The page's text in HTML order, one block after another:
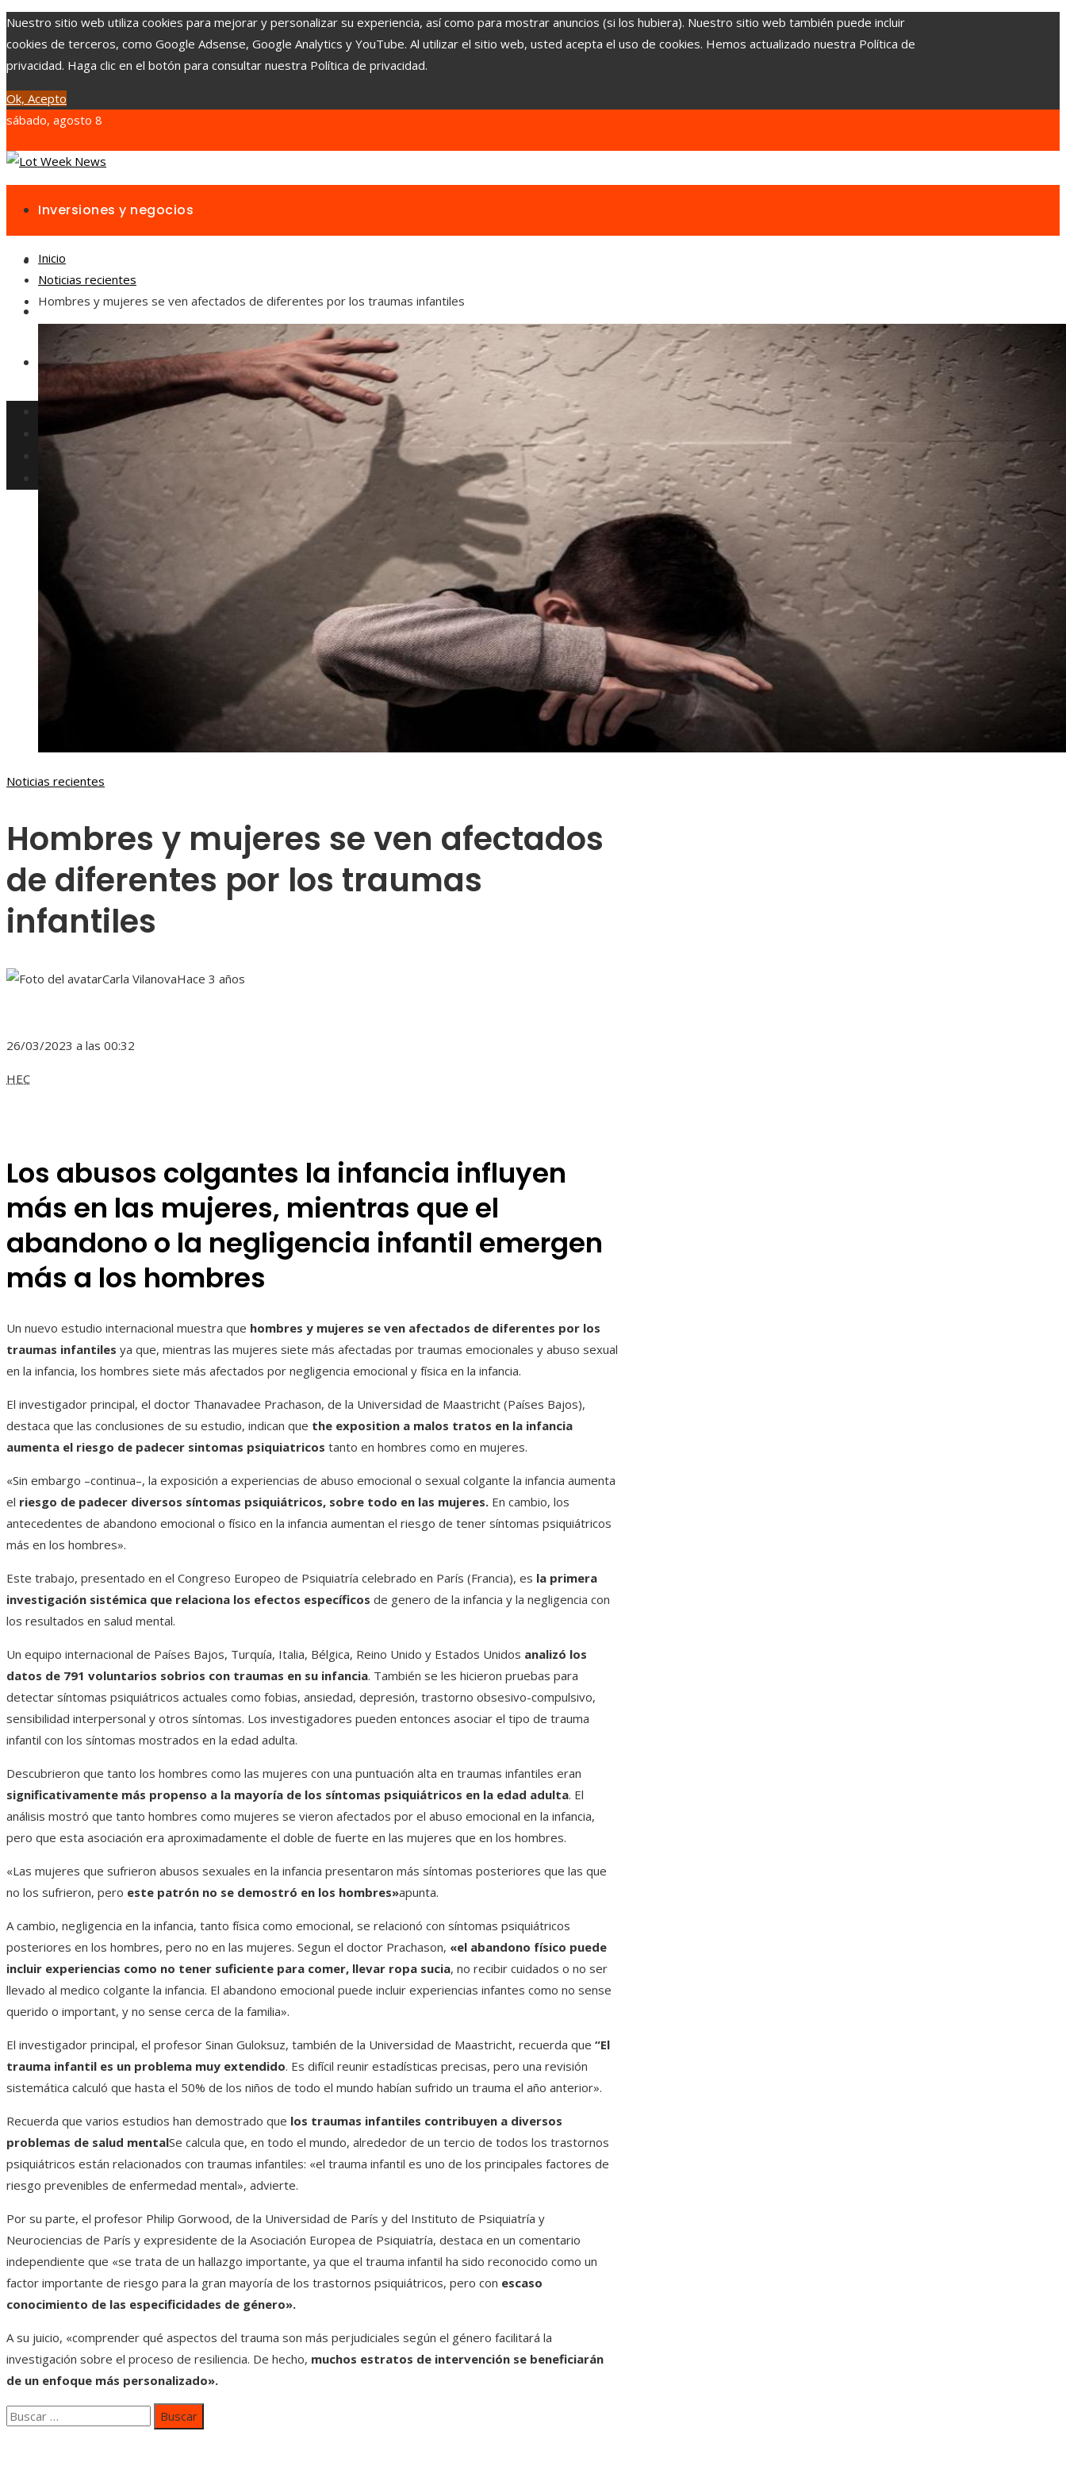
Nuestro sitio web utiliza cookies para mejorar y personalizar su experiencia, así como para mostrar anuncios (si los hubiera). Nuestro sitio web también puede incluir
cookies de terceros, como Google Adsense, Google Analytics y YouTube. Al utilizar el sitio web, usted acepta el uso de cookies. Hemos actualizado nuestra Política de
privacidad. Haga clic en el botón para consultar nuestra Política de privacidad.
Ok, Acepto
sábado, agosto 8
Inversiones y negocios
Responsabilidad social
Cultura y ocio
Ciencia y tecnología
Inversiones y negocios
Responsabilidad social
Cultura y ocio
Ciencia y tecnología
Inicio
Noticias recientes
Hombres y mujeres se ven afectados de diferentes por los traumas infantiles
Noticias recientes
Hombres y mujeres se ven afectados
de diferentes por los traumas
infantiles
Carla VilanovaHace 3 años
26/03/2023 a las 00:32
HEC
Los abusos colgantes la infancia influyen
más en las mujeres, mientras que el
abandono o la negligencia infantil emergen
más a los hombres
Un nuevo estudio internacional muestra que hombres y mujeres se ven afectados de diferentes por los
traumas infantiles ya que, mientras las mujeres siete más afectadas por traumas emocionales y abuso sexual
en la infancia, los hombres siete más afectados por negligencia emocional y física en la infancia.
El investigador principal, el doctor Thanavadee Prachason, de la Universidad de Maastricht (Países Bajos),
destaca que las conclusiones de su estudio, indican que the exposition a malos tratos en la infancia
aumenta el riesgo de padecer sintomas psiquiatricos tanto en hombres como en mujeres.
«Sin embargo –continua–, la exposición a experiencias de abuso emocional o sexual colgante la infancia aumenta
el riesgo de padecer diversos síntomas psiquiátricos, sobre todo en las mujeres. En cambio, los
antecedentes de abandono emocional o físico en la infancia aumentan el riesgo de tener síntomas psiquiátricos
más en los hombres».
Este trabajo, presentado en el Congreso Europeo de Psiquiatría celebrado en París (Francia), es la primera
investigación sistémica que relaciona los efectos específicos de genero de la infancia y la negligencia con
los resultados en salud mental.
Un equipo internacional de Países Bajos, Turquía, Italia, Bélgica, Reino Unido y Estados Unidos analizó los
datos de 791 voluntarios sobrios con traumas en su infancia. También se les hicieron pruebas para
detectar síntomas psiquiátricos actuales como fobias, ansiedad, depresión, trastorno obsesivo-compulsivo,
sensibilidad interpersonal y otros síntomas. Los investigadores pueden entonces asociar el tipo de trauma
infantil con los síntomas mostrados en la edad adulta.
Descubrieron que tanto los hombres como las mujeres con una puntuación alta en traumas infantiles eran
significativamente más propenso a la mayoría de los síntomas psiquiátricos en la edad adulta. El
análisis mostró que tanto hombres como mujeres se vieron afectados por el abuso emocional en la infancia,
pero que esta asociación era aproximadamente el doble de fuerte en las mujeres que en los hombres.
«Las mujeres que sufrieron abusos sexuales en la infancia presentaron más síntomas posteriores que las que
no los sufrieron, pero este patrón no se demostró en los hombres»apunta.
A cambio, negligencia en la infancia, tanto física como emocional, se relacionó con síntomas psiquiátricos
posteriores en los hombres, pero no en las mujeres. Segun el doctor Prachason, «el abandono físico puede
incluir experiencias como no tener suficiente para comer, llevar ropa sucia, no recibir cuidados o no ser
llevado al medico colgante la infancia. El abandono emocional puede incluir experiencias infantes como no sense
querido o important, y no sense cerca de la familia».
El investigador principal, el profesor Sinan Guloksuz, también de la Universidad de Maastricht, recuerda que “El
trauma infantil es un problema muy extendido. Es difícil reunir estadísticas precisas, pero una revisión
sistemática calculó que hasta el 50% de los niños de todo el mundo habían sufrido un trauma el año anterior».
Recuerda que varios estudios han demostrado que los traumas infantiles contribuyen a diversos
problemas de salud mentalSe calcula que, en todo el mundo, alrededor de un tercio de todos los trastornos
psiquiátricos están relacionados con traumas infantiles: «el trauma infantil es uno de los principales factores de
riesgo prevenibles de enfermedad mental», advierte.
Por su parte, el profesor Philip Gorwood, de la Universidad de París y del Instituto de Psiquiatría y
Neurociencias de París y expresidente de la Asociación Europea de Psiquiatría, destaca en un comentario
independiente que «se trata de un hallazgo importante, ya que el trauma infantil ha sido reconocido como un
factor importante de riesgo para la gran mayoría de los trastornos psiquiátricos, pero con escaso
conocimiento de las especificidades de género».
A su juicio, «comprender qué aspectos del trauma son más perjudiciales según el género facilitará la
investigación sobre el proceso de resiliencia. De hecho, muchos estratos de intervención se beneficiarán
de un enfoque más personalizado».
Buscar: